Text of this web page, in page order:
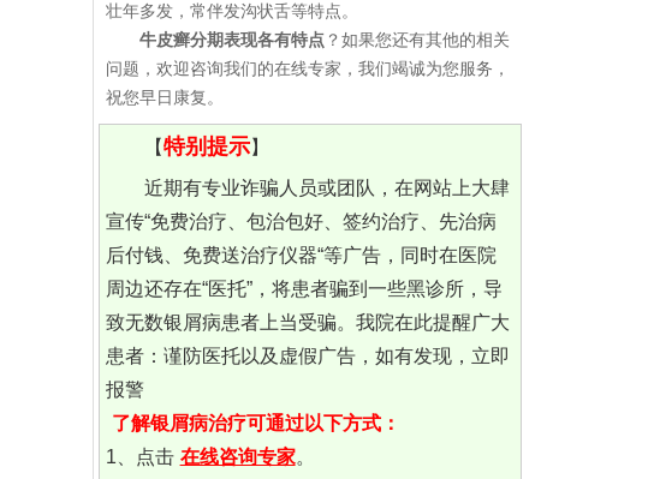
壮年多发，常伴发沟状舌等特点。
牛皮癣分期表现各有特点 ？如果您还有其他的相关
问题，欢迎咨询我们的在线专家，我们竭诚为您服务，
祝您早日康复。
【特别提示】
近期有专业诈骗人员或团队，在网站上大肆
宣传“免费治疗、包治包好、签约治疗、先治病
后付钱、免费送治疗仪器“等广告，同时在医院
周边还存在“医托”，将患者骗到一些黑诊所，导
致无数银屑病患者上当受骗。我院在此提醒广大
患者：谨防医托以及虚假广告，如有发现，立即
报警
了解银屑病治疗可通过以下方式：
1、点击 在线咨询专家。